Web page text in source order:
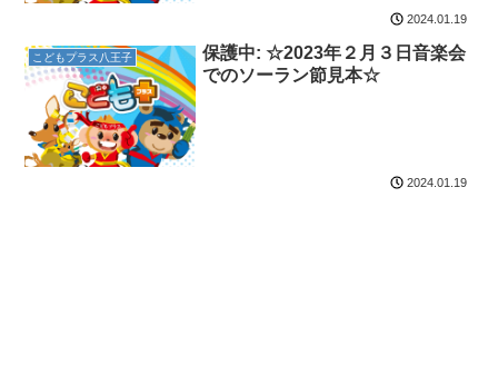
2024.01.19
こどもプラス八王子
保護中: ☆2023年２月３日音楽会
でのソーラン節見本☆
2024.01.19